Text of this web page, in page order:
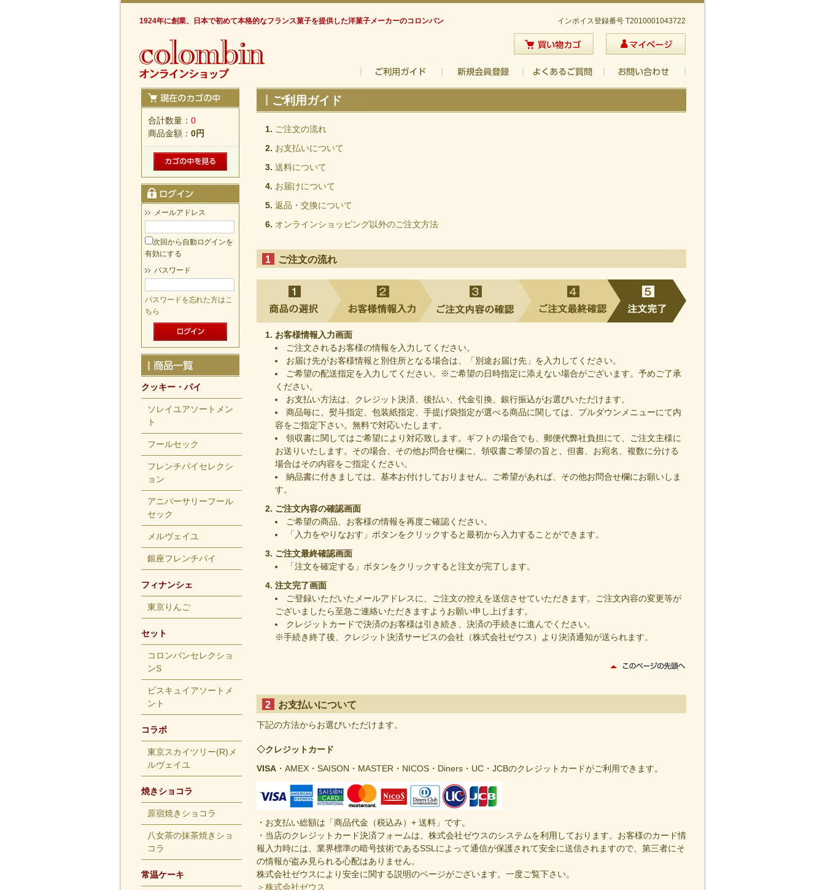
1924年に創業、日本で初めて本格的なフランス菓子を提供した洋菓子メーカーのコロンバン インボイス登録番号 T2010001043722
合計数量：0
商品金額：0円
メールアドレス
次回から自動ログインを
有効にする
パスワード
パスワードを忘れた方はこ
ちら
クッキー・パイ
ソレイユアソートメン
ト
フールセック
フレンチパイセレクシ
ョン
アニバーサリーフール
セック
メルヴェイユ
銀座フレンチパイ
フィナンシェ
東京りんご
セット
コロンバンセレクショ
ンS
ビスキュイアソートメ
ント
コラボ
東京スカイツリー(R)メ
ルヴェイユ
焼きショコラ
原宿焼きショコラ
八女茶の抹茶焼きショ
コラ
常温ケーキ
ご利用ガイド
ご注文の流れ
お支払いについて
送料について
お届けについて
返品・交換について
オンラインショッピング以外のご注文方法
1 ご注文の流れ
お客様情報入力画面
ご注文されるお客様の情報を入力してください。
お届け先がお客様情報と別住所となる場合は、「別途お届け先」を入力してください。
ご希望の配送指定を入力してください。※ご希望の日時指定に添えない場合がございます。予めご了承
ください。
お支払い方法は、クレジット決済、後払い、代金引換、銀行振込がお選びいただけます。
商品毎に、熨斗指定、包装紙指定、手提げ袋指定が選べる商品に関しては、プルダウンメニューにて内
容をご指定下さい。無料で対応いたします。
領収書に関してはご希望により対応致します。ギフトの場合でも、郵便代弊社負担にて、ご注文主様に
お送りいたします。その場合、その他お問合せ欄に、領収書ご希望の旨と、但書、お宛名、複数に分ける
場合はその内容をご指定ください。
納品書に付きましては、基本お付けしておりません。ご希望があれば、その他お問合せ欄にお願いしま
す。
ご注文内容の確認画面
ご希望の商品、お客様の情報を再度ご確認ください。
「入力をやりなおす」ボタンをクリックすると最初から入力することができます。
ご注文最終確認画面
「注文を確定する」ボタンをクリックすると注文が完了します。
注文完了画面
ご登録いただいたメールアドレスに、ご注文の控えを送信させていただきます。ご注文内容の変更等が
ございましたら至急ご連絡いただきますようお願い申し上げます。
クレジットカードで決済のお客様は引き続き、決済の手続きに進んでください。
※手続き終了後、クレジット決済サービスの会社（株式会社ゼウス）より決済通知が送られます。
2 お支払いについて
下記の方法からお選びいただけます。
◇クレジットカード
VISA・AMEX・SAISON・MASTER・NICOS・Diners・UC・JCBのクレジットカードがご利用できます。
・お支払い総額は「商品代金（税込み）+ 送料」です。
・当店のクレジットカード決済フォームは、株式会社ゼウスのシステムを利用しております。お客様のカード情
報入力時には、業界標準の暗号技術であるSSLによって通信が保護されて安全に送信されますので、第三者にそ
の情報が盗み見られる心配はありません。
株式会社ゼウスにより安全に関する説明のページがございます。一度ご覧下さい。
＞株式会社ゼウス